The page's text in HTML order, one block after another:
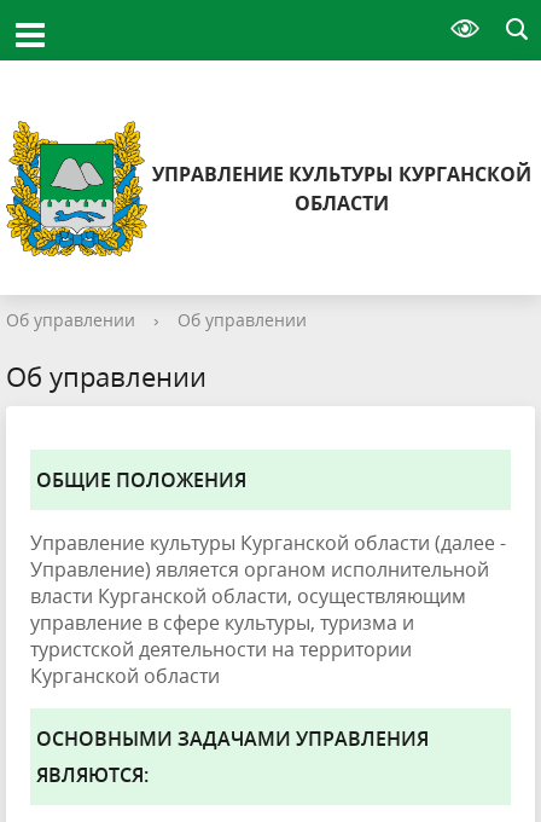
УПРАВЛЕНИЕ КУЛЬТУРЫ КУРГАНСКОЙ
ОБЛАСТИ
Об управлении › Об управлении
Об управлении
ОБЩИЕ ПОЛОЖЕНИЯ
Управление культуры Курганской области (далее -
Управление) является органом исполнительной
власти Курганской области, осуществляющим
управление в сфере культуры, туризма и
туристской деятельности на территории
Курганской области
ОСНОВНЫМИ ЗАДАЧАМИ УПРАВЛЕНИЯ
ЯВЛЯЮТСЯ: